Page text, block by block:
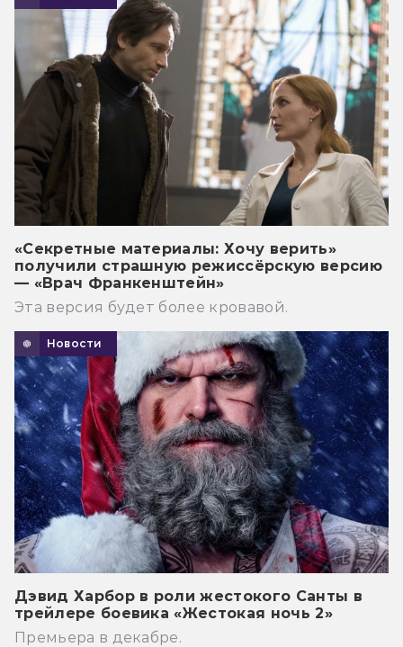
«Секретные материалы: Хочу верить»
получили страшную режиссёрскую версию
— «Врач Франкенштейн»
Эта версия будет более кровавой.
Новости
Дэвид Харбор в роли жестокого Санты в
трейлере боевика «Жестокая ночь 2»
Премьера в декабре.